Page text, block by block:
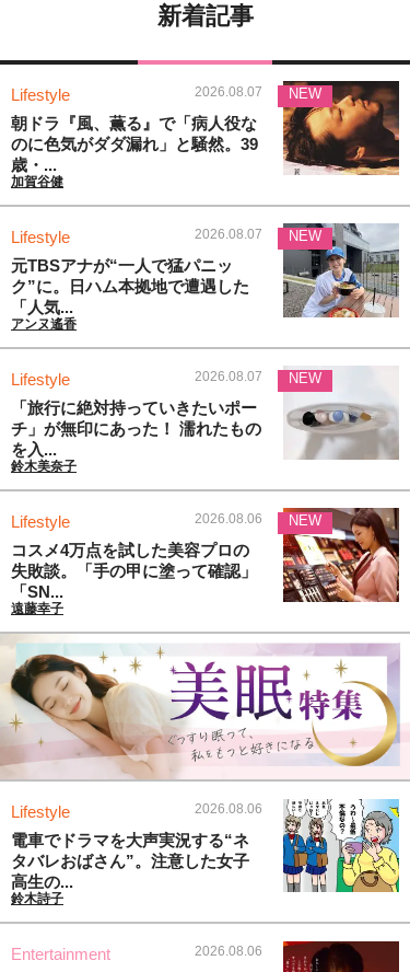
新着記事
Lifestyle 2026.08.07
朝ドラ『風、薫る』で「病人役な
のに色気がダダ漏れ」と騒然。39
歳・...
加賀谷健
NEW
Lifestyle 2026.08.07
元TBSアナが“一人で猛パニッ
ク”に。日ハム本拠地で遭遇した
「人気...
アンヌ遙香
NEW
Lifestyle 2026.08.07
「旅行に絶対持っていきたいポー
チ」が無印にあった！ 濡れたもの
を入...
鈴木美奈子
NEW
Lifestyle 2026.08.06
コスメ4万点を試した美容プロの
失敗談。「手の甲に塗って確認」
「SN...
遠藤幸子
NEW
Lifestyle 2026.08.06
電車でドラマを大声実況する“ネ
タバレおばさん”。注意した女子
高生の...
鈴木詩子
Entertainment 2026.08.06